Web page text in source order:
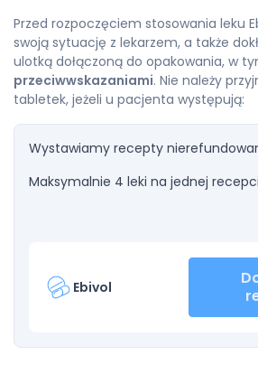
Przed rozpoczęciem stosowania leku
swoją sytuację z lekarzem, a także
ulotką dołączoną do opakowania, w
przeciwwskazaniami. Nie należy
tabletek, jeżeli u pacjenta występują:
Wystawiamy recepty
Maksymalnie 4 leki na jednej
Ebivol